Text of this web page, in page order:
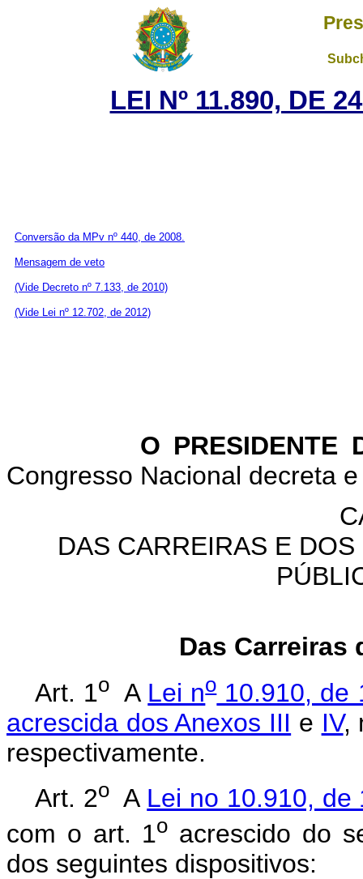
LEI Nº 11.890, DE
Conversão da MPv nº 440, de 2008.
Mensagem de veto
(Vide Decreto nº 7.133, de 2010)
(Vide Lei nº 12.702, de 2012)
O PRESIDENTE DA
Congresso Nacional decreta
DAS CARREIRAS E
Das
Art. 1o A Lei no10.910, de
acrescida dos Anexos III e IV,
respectivamente.
Art. 2oA Lei no 10.910, de
com o art. 1o acrescido do
dos seguintes dispositivos: